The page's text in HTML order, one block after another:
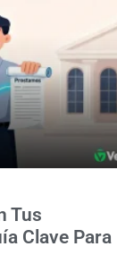
Tus
Clave Para